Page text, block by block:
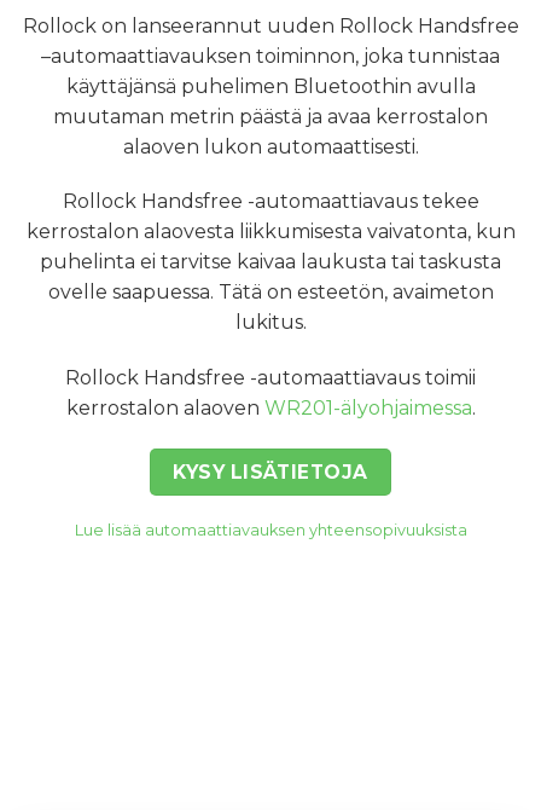
Rollock on lanseerannut uuden Rollock Handsfree
–automaattiavauksen toiminnon, joka tunnistaa
käyttäjänsä puhelimen Bluetoothin avulla
muutaman metrin päästä ja avaa kerrostalon
alaoven lukon automaattisesti.
Rollock Handsfree -automaattiavaus tekee
kerrostalon alaovesta liikkumisesta vaivatonta, kun
puhelinta ei tarvitse kaivaa laukusta tai taskusta
ovelle saapuessa. Tätä on esteetön, avaimeton
lukitus.
Rollock Handsfree -automaattiavaus toimii
kerrostalon alaoven WR201-älyohjaimessa.
KYSY LISÄTIETOJA
Lue lisää automaattiavauksen yhteensopivuuksista